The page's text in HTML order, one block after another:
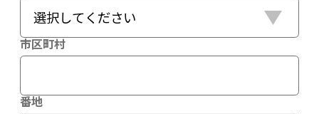
市区町村
番地